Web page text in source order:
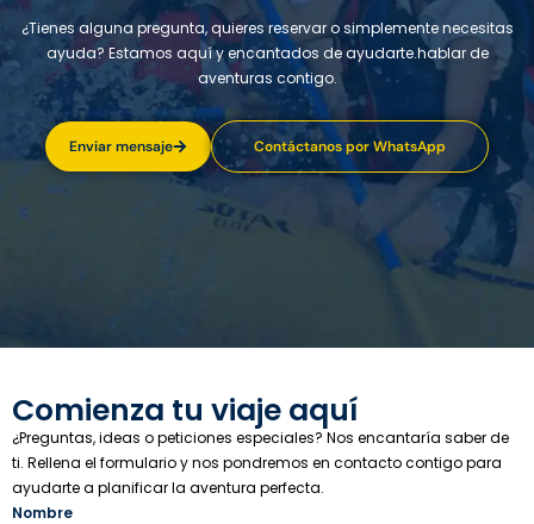
¿Tienes alguna pregunta, quieres reservar o simplemente necesitas
ayuda? Estamos aquí y encantados de ayudarte.hablar de
aventuras contigo.
Enviar mensaje Contáctanos por WhatsApp
Comienza tu viaje aquí
¿Preguntas, ideas o peticiones especiales? Nos encantaría saber de
ti. Rellena el formulario y nos pondremos en contacto contigo para
ayudarte a planificar la aventura perfecta.
Nombre